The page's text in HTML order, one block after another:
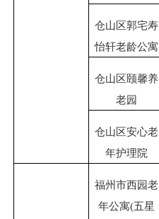
仓山区郭宅寿
怡轩老龄公寓
仓山区颐馨养
老园
仓山区安心老
年护理院
福州市西园老
年公寓(五星